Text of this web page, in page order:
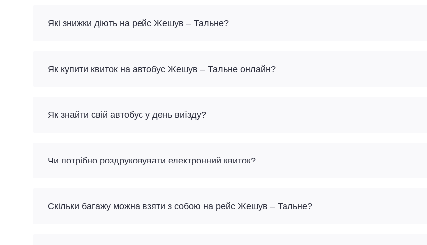
Які знижки діють на рейс Жешув – Тальне?
Як купити квиток на автобус Жешув – Тальне онлайн?
Як знайти свій автобус у день виїзду?
Чи потрібно роздруковувати електронний квиток?
Скільки багажу можна взяти з собою на рейс Жешув – Тальне?